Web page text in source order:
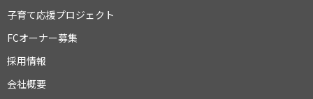
子育て応援プロジェクト
FCオーナー募集
採用情報
会社概要